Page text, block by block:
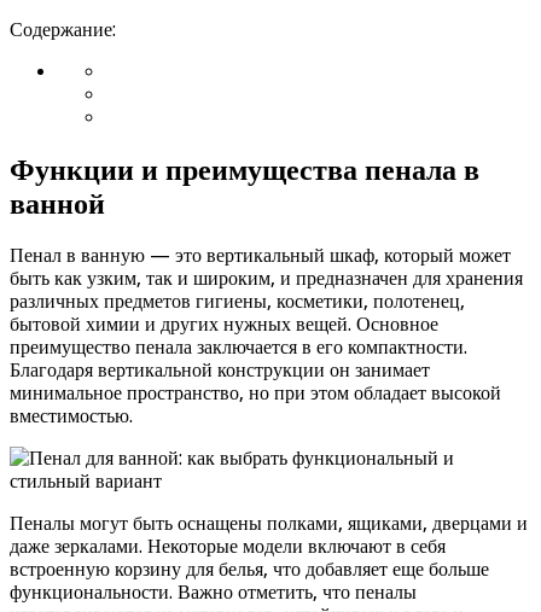
Содержание:
Функции и преимущества пенала в
ванной
Пенал в ванную — это вертикальный шкаф, который может
быть как узким, так и широким, и предназначен для хранения
различных предметов гигиены, косметики, полотенец,
бытовой химии и других нужных вещей. Основное
преимущество пенала заключается в его компактности.
Благодаря вертикальной конструкции он занимает
минимальное пространство, но при этом обладает высокой
вместимостью.
Пеналы могут быть оснащены полками, ящиками, дверцами и
даже зеркалами. Некоторые модели включают в себя
встроенную корзину для белья, что добавляет еще больше
функциональности. Важно отметить, что пеналы